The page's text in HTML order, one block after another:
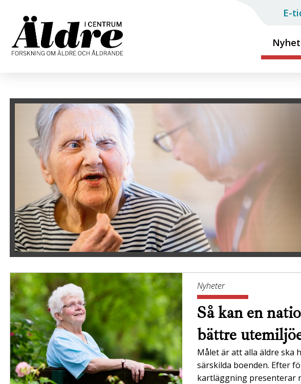
E-
Nyheter
Så kan en
bättre
Målet är att alla äldre ska
särskilda boenden. Efter
kartläggning presenterar